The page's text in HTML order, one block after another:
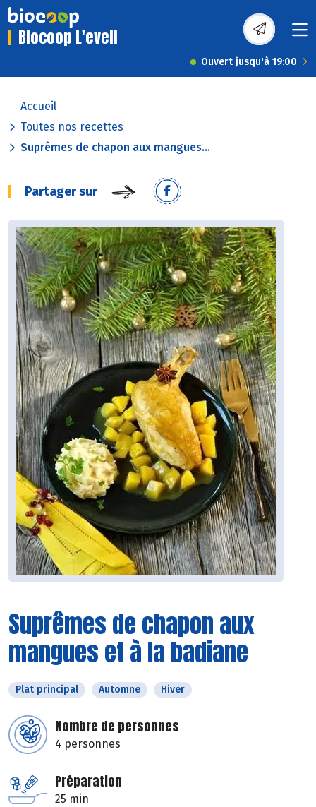
Biocoop L'eveil
Ouvert jusqu'à 19:00
Accueil
Toutes nos recettes
Suprêmes de chapon aux mangues...
Partager sur
Suprêmes de chapon aux
mangues et à la badiane
Plat principal Automne Hiver
Nombre de personnes
4 personnes
Préparation
25 min